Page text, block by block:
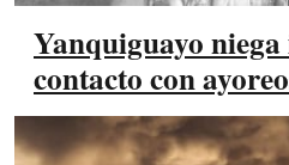
Yanquiguayo
contacto con